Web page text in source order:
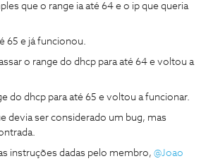
que o range ia até 64 e o ip que queria
65 e já funcionou.
o range do dhcp para até 64 e voltou a
do dhcp para até 65 e voltou a funcionar.
devia ser considerado um bug, mas
instruções dadas pelo membro, @Joao